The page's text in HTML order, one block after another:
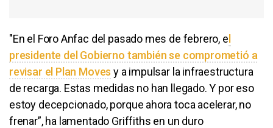
"En el Foro Anfac del pasado mes de febrero, el
presidente del Gobierno también se comprometió a
revisar el Plan Moves y a impulsar la infraestructura
de recarga. Estas medidas no han llegado. Y por eso
estoy decepcionado, porque ahora toca acelerar, no
frenar”, ha lamentado Griffiths en un duro